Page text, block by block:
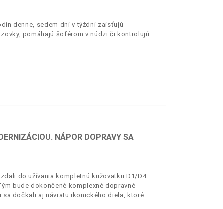
denne, sedem dní v týždni zaisťujú
pomáhajú šoférom v núdzi či kontrolujú
NÁPOR DOPRAVY SA
do užívania kompletnú križovatku D1/D4.
bude dokončené komplexné dopravné
dočkali aj návratu ikonického diela, ktoré